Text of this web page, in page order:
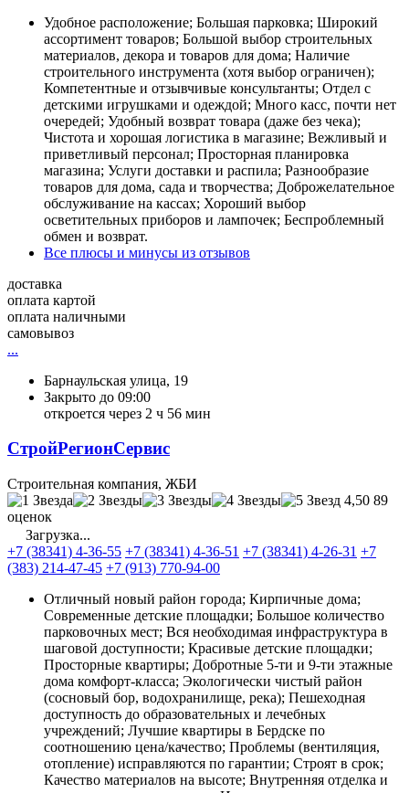
Удобное расположение; Большая парковка; Широкий
ассортимент товаров; Большой выбор строительных
материалов, декора и товаров для дома; Наличие
строительного инструмента (хотя выбор ограничен);
Компетентные и отзывчивые консультанты; Отдел с
детскими игрушками и одеждой; Много касс, почти нет
очередей; Удобный возврат товара (даже без чека);
Чистота и хорошая логистика в магазине; Вежливый и
приветливый персонал; Просторная планировка
магазина; Услуги доставки и распила; Разнообразие
товаров для дома, сада и творчества; Доброжелательное
обслуживание на кассах; Хороший выбор
осветительных приборов и лампочек; Беспроблемный
обмен и возврат.
Все плюсы и минусы из отзывов
доставка
оплата картой
оплата наличными
самовывоз
...
Барнаульская улица, 19
Закрыто до 09:00
откроется через 2 ч 56 мин
СтройРегионСервис
Строительная компания, ЖБИ
4,50 89
оценок
Загрузка...
+7 (38341) 4-36-55 +7 (38341) 4-36-51 +7 (38341) 4-26-31 +7
(383) 214-47-45 +7 (913) 770-94-00
Отличный новый район города; Кирпичные дома;
Современные детские площадки; Большое количество
парковочных мест; Вся необходимая инфраструктура в
шаговой доступности; Красивые детские площадки;
Просторные квартиры; Добротные 5-ти и 9-ти этажные
дома комфорт-класса; Экологически чистый район
(сосновый бор, водохранилище, река); Пешеходная
доступность до образовательных и лечебных
учреждений; Лучшие квартиры в Бердске по
соотношению цена/качество; Проблемы (вентиляция,
отопление) исправляются по гарантии; Строят в срок;
Качество материалов на высоте; Внутренняя отделка и